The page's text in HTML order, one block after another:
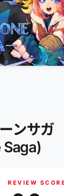
ンサガ
REVIEW